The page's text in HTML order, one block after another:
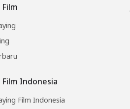
Indonesia
Film Indonesia